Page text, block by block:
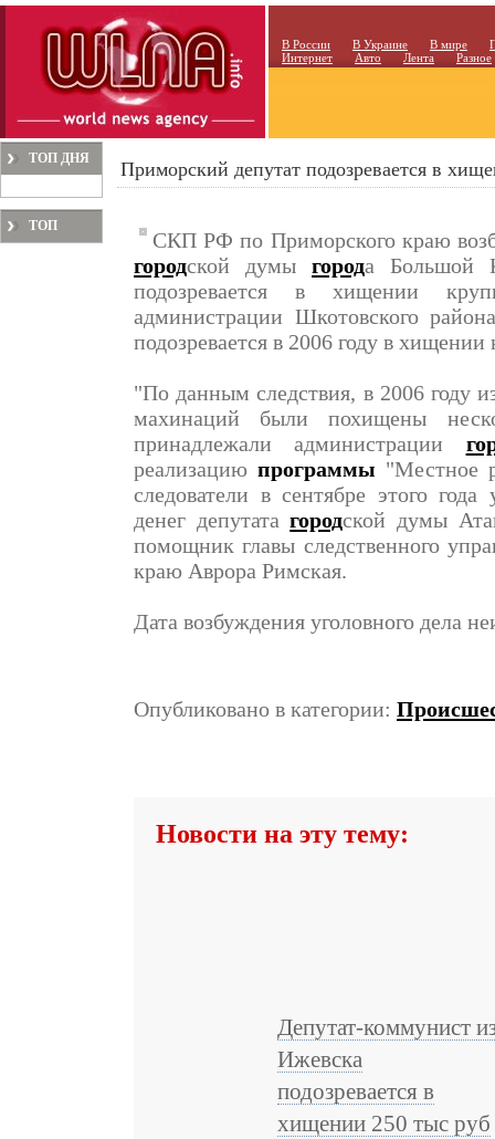
В России В Украине В мире
Интернет
Авто Лента Разное
ТОП ДНЯ
ТОП
Приморский депутат подозревается в
СКП РФ по Приморского краю
городской думы города Большой
подозревается в хищении
администрации Шкотовского
подозревается в 2006 году в
"По данным следствия, в 2006 году
махинаций были похищены
принадлежали администрации
реализацию программы "Местное
следователи в сентябре этого
денег депутатагородской думы
помощник главы следственного
краю Аврора Римская.
Дата возбуждения уголовного дела
Опубликовано в категории:
Новости на эту тему:
Депутат-коммунист
Ижевска
подозревается в
хищении 250 тыс руб